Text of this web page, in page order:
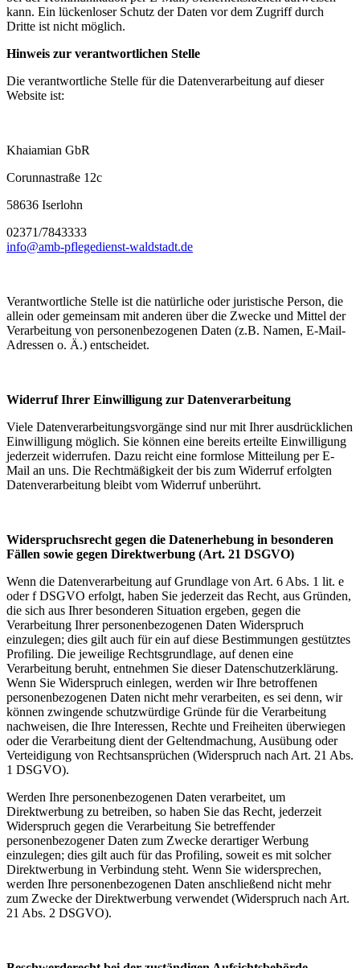
kann. Ein lückenloser Schutz der Daten vor dem Zugriff durch
Dritte ist nicht möglich.
Hinweis zur verantwortlichen Stelle
Die verantwortliche Stelle für die Datenverarbeitung auf dieser
Website ist:
Khaiamian GbR
Corunnastraße 12c
58636 Iserlohn
02371/7843333
info@amb-pflegedienst-waldstadt.de
Verantwortliche Stelle ist die natürliche oder juristische Person, die
allein oder gemeinsam mit anderen über die Zwecke und Mittel der
Verarbeitung von personenbezogenen Daten (z.B. Namen, E-Mail-
Adressen o. Ä.) entscheidet.
Widerruf Ihrer Einwilligung zur Datenverarbeitung
Viele Datenverarbeitungsvorgänge sind nur mit Ihrer ausdrücklichen
Einwilligung möglich. Sie können eine bereits erteilte Einwilligung
jederzeit widerrufen. Dazu reicht eine formlose Mitteilung per E-
Mail an uns. Die Rechtmäßigkeit der bis zum Widerruf erfolgten
Datenverarbeitung bleibt vom Widerruf unberührt.
Widerspruchsrecht gegen die Datenerhebung in besonderen
Fällen sowie gegen Direktwerbung (Art. 21 DSGVO)
Wenn die Datenverarbeitung auf Grundlage von Art. 6 Abs. 1 lit. e
oder f DSGVO erfolgt, haben Sie jederzeit das Recht, aus Gründen,
die sich aus Ihrer besonderen Situation ergeben, gegen die
Verarbeitung Ihrer personenbezogenen Daten Widerspruch
einzulegen; dies gilt auch für ein auf diese Bestimmungen gestütztes
Profiling. Die jeweilige Rechtsgrundlage, auf denen eine
Verarbeitung beruht, entnehmen Sie dieser Datenschutzerklärung.
Wenn Sie Widerspruch einlegen, werden wir Ihre betroffenen
personenbezogenen Daten nicht mehr verarbeiten, es sei denn, wir
können zwingende schutzwürdige Gründe für die Verarbeitung
nachweisen, die Ihre Interessen, Rechte und Freiheiten überwiegen
oder die Verarbeitung dient der Geltendmachung, Ausübung oder
Verteidigung von Rechtsansprüchen (Widerspruch nach Art. 21 Abs.
1 DSGVO).
Werden Ihre personenbezogenen Daten verarbeitet, um
Direktwerbung zu betreiben, so haben Sie das Recht, jederzeit
Widerspruch gegen die Verarbeitung Sie betreffender
personenbezogener Daten zum Zwecke derartiger Werbung
einzulegen; dies gilt auch für das Profiling, soweit es mit solcher
Direktwerbung in Verbindung steht. Wenn Sie widersprechen,
werden Ihre personenbezogenen Daten anschließend nicht mehr
zum Zwecke der Direktwerbung verwendet (Widerspruch nach Art.
21 Abs. 2 DSGVO).